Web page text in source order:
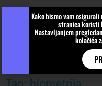
Kako bismo vam
stranica koristi
Nastavljanjem
kolačića